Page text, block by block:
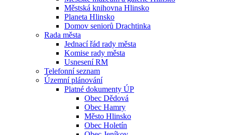
Městská knihovna Hlinsko
Planeta Hlinsko
Domov seniorů Drachtinka
Rada města
Jednací řád rady města
Komise rady města
Usnesení RM
Telefonní seznam
Územní plánování
Platné dokumenty ÚP
Obec Dědová
Obec Hamry
Město Hlinsko
Obec Holetín